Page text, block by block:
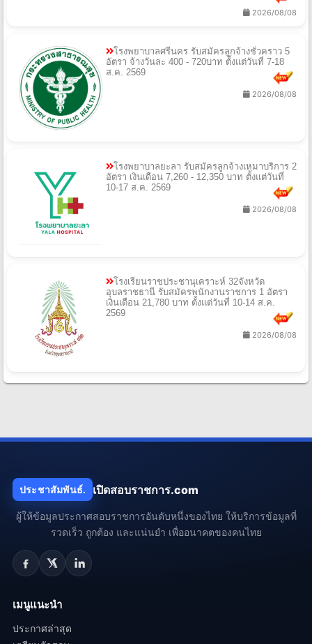
2026/08/08
โรงพยาบาลศรีนคร รับสมัครลูกจ้างชั่วคราว 5
อัตรา จ้างวันละ 400 - 720บาท ตั้งแต่วันที่ 7-18
ส.ค. 2569
2026/08/08
โรงพยาบาลยะลา รับสมัครลูกจ้างเหมาบริการ 2
อัตรา เงินเดือน 7,260 - 12,350 บาท ตั้งแต่วันที่
10-17 ส.ค. 2569
2026/08/08
โรงเรียนราชประชานุเคราะห์ 32จังหวัด
อุบลราชธานี รับสมัครพนักงานราชการ 1 อัตรา
เงินเดือน 21,780 บาท ตั้งแต่วันที่ 10-14 ส.ค.
2569
2026/08/08
ประชาสัมพันธ์. เปิดสอบราชการ.com
ผู้ให้ข้อมูลประกาศสอบราชการอันดับหนึ่งของไทย ให้บริการข้อมูลที่
รวดเร็ว ถูกต้อง และแน่นยำ เพื่ออนาคตของคนไทย
เมนูแนะนำ
ประกาศล่าสุด